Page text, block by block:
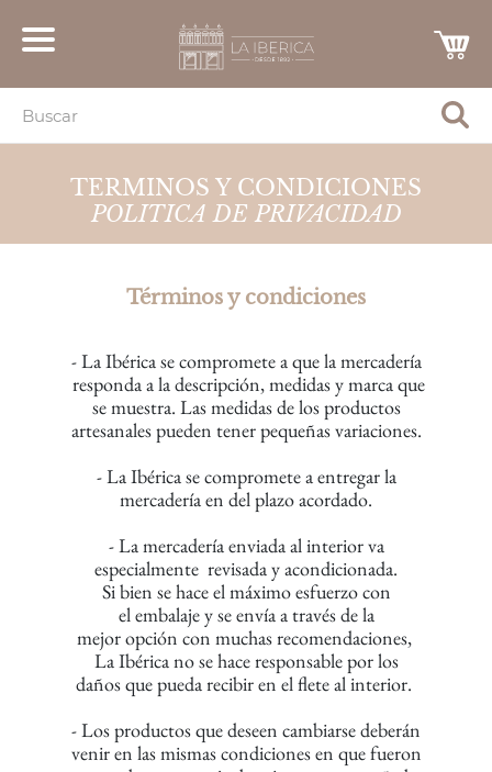
TERMINOS Y CONDICIONES
POLITICA DE PRIVACIDAD
Términos y condiciones
- La Ibérica se compromete a que la mercadería
responda a la descripción,medidas y marca que
se muestra. Las medidas de los productos
artesanalespueden tener pequeñas variaciones.
- La Ibérica se compromete a entregar la
mercaderíaen del plazo acordado.
- La mercadería enviada al interior va
especialmente revisada y acondicionada.
Si bien se hace elmáximo esfuerzo con
el embalaje y se envíaa través de la
mejor opción con muchas recomendaciones,
La Ibérica no se hace responsable por los
daños quepueda recibir en el flete al interior.
- Los productos que deseen cambiarse deberán
veniren las mismascondiciones en que fueron